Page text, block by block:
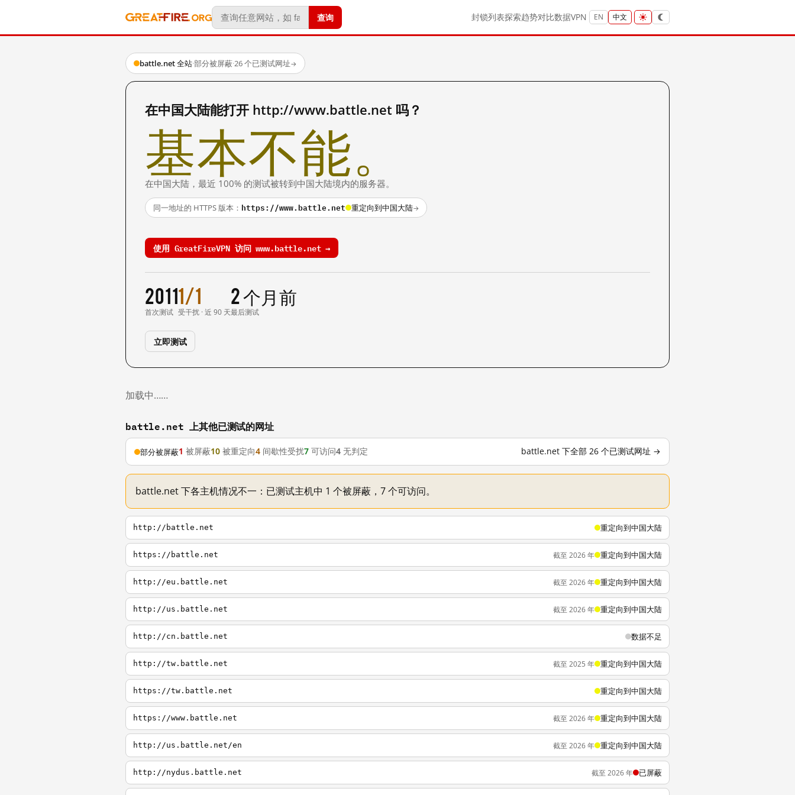
查询 封锁列表探索趋势对比数据VPN EN 中文
battle.net 全站·部分被屏蔽·26 个已测试网址→
在中国大陆能打开 http://www.battle.net 吗？
基本不能。
在中国大陆，最近 100% 的测试被转到中国大陆境内的服务器。
同一地址的 HTTPS 版本： https://www.battle.net 重定向到中国大陆→
使用 GreatFireVPN 访问 www.battle.net →
2011
首次测试
1/1
受干扰 · 近 90 天
2 个月前
最后测试
立即测试
加载中……
battle.net 上其他已测试的网址
部分被屏蔽1 被屏蔽10 被重定向4 间歇性受扰7 可访问4 无判定 battle.net 下全部 26 个已测试网址 →
battle.net 下各主机情况不一：已测试主机中 1 个被屏蔽，7 个可访问。
http://battle.net 重定向到中国大陆
https://battle.net 截至 2026 年 重定向到中国大陆
http://eu.battle.net 截至 2026 年 重定向到中国大陆
http://us.battle.net 截至 2026 年 重定向到中国大陆
http://cn.battle.net 数据不足
http://tw.battle.net 截至 2025 年 重定向到中国大陆
https://tw.battle.net 重定向到中国大陆
https://www.battle.net 截至 2026 年 重定向到中国大陆
http://us.battle.net/en 截至 2026 年 重定向到中国大陆
http://nydus.battle.net 截至 2026 年 已屏蔽